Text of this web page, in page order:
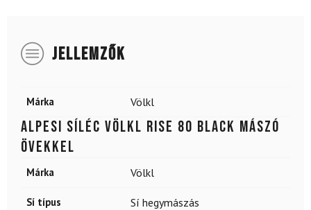
JELLEMZŐK
Márka Völkl
Alpesi síléc VÖLKL Rise 80 Black mászó
övekkel
Márka Völkl
Sí típus Sí hegymászás